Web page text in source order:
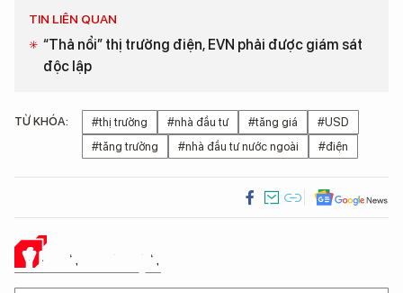
TIN LIÊN QUAN
“Thả nổi” thị trường điện, EVN phải được giám sát
độc lập
TỪ KHÓA: #thị trường #nhà đầu tư #tăng giá
#USD
#tăng trưởng
#nhà đầu tư nước ngoài #điện
Ý KIẾN CỦA BẠN